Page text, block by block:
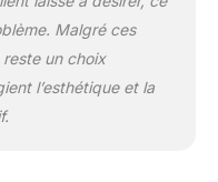
Malgré ces
un choix
l’esthétique et la